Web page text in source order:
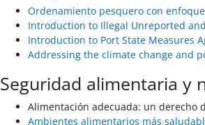
Ordenamiento pesquero con
Introduction to Illegal Unreported
Introduction to Port State Measures
Addressing the climate change and
Seguridad alimentaria y
Alimentación adecuada: un derecho
Ambientes alimentarios más